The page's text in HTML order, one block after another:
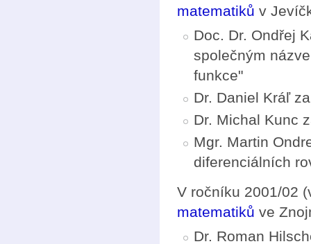
matematiků v
Doc. Dr. Ondřej
společným
funkce"
Dr. Daniel Kráľ
Dr. Michal Kunc
Mgr. Martin
diferenciálních
V ročníku 2001/02
matematiků ve
Dr. Roman